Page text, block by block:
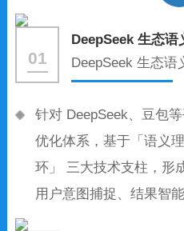
01
DeepSeek 生态语
DeepSeek 生态语
针对 DeepSeek、豆包
优化体系，基于「语义
环」 三大技术支柱，形
用户意图捕捉、结果智